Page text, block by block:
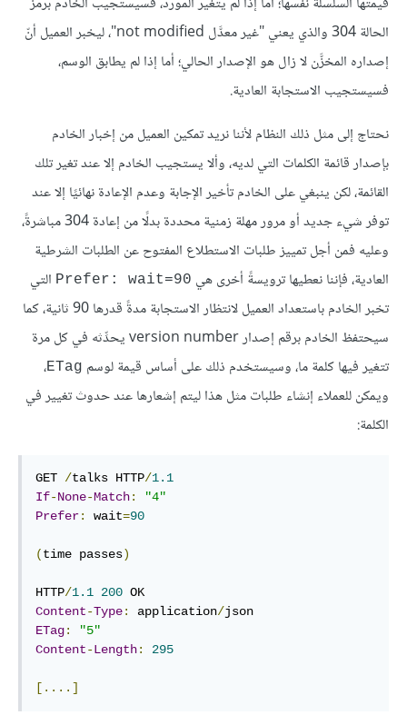
الحالة 304 والذي يعني "غير معدَّل not modified"، ليخبر العميل أنّ
إصداره المخزَّن لا زال هو الإصدار الحالي؛ أما إذا لم يطابق الوسم،
فسيستجيب الاستجابة العادية.
نحتاج إلى مثل ذلك النظام لأننا نريد تمكين العميل من إخبار الخادم
بإصدار قائمة الكلمات التي لديه، وألا يستجيب الخادم إلا عند تغير تلك
القائمة، لكن ينبغي على الخادم تأخير الإجابة وعدم الإعادة نهائيًا إلا عند
توفر شيء جديد أو مرور مهلة زمنية محددة بدلًا من إعادة 304 مباشرةً،
وعليه فمن أجل تمييز طلبات الاستطلاع المفتوح عن الطلبات الشرطية
العادية، فإننا نعطيها ترويسةً أخرى هي Prefer: wait=90 التي
تخبر الخادم باستعداد العميل لانتظار الاستجابة مدةً قدرها 90 ثانية، كما
سيحتفظ الخادم برقم إصدار version number يحدِّثه في كل مرة
تتغير فيها كلمة ما، وسيستخدم ذلك على أساس قيمة لوسم ETag،
ويمكن للعملاء إنشاء طلبات مثل هذا ليتم إشعارها عند حدوث تغيير في
الكلمة:
GET /talks HTTP/1.1
If-None-Match:
"4"
Prefer: wait=90
(time passes)
HTTP/1.1 200
Content-Type: application/
ETag:
"5"
Content-Length: 295
[....]